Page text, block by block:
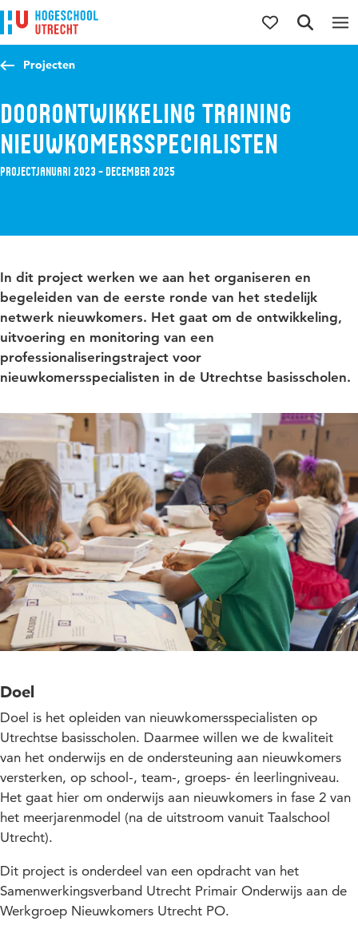
Direct naar de inhoud
Direct naar de hoofdnavigatie
Direct naar de zoekfunctie
Projecten
Doorontwikkeling Training
Nieuwkomersspecialisten
Projectjanuari 2023 – december 2025
In dit project werken we aan het organiseren en
begeleiden van de eerste ronde van het stedelijk
netwerk nieuwkomers. Het gaat om de ontwikkeling,
uitvoering en monitoring van een
professionaliseringstraject voor
nieuwkomersspecialisten in de Utrechtse basisscholen.
Doel
Doel is het opleiden van nieuwkomersspecialisten op
Utrechtse basisscholen. Daarmee willen we de kwaliteit
van het onderwijs en de ondersteuning aan nieuwkomers
versterken, op school-, team-, groeps- én leerlingniveau.
Het gaat hier om onderwijs aan nieuwkomers in fase 2 van
het meerjarenmodel (na de uitstroom vanuit Taalschool
Utrecht).
Dit project is onderdeel van een opdracht van het
Samenwerkingsverband Utrecht Primair Onderwijs aan de
Werkgroep Nieuwkomers Utrecht PO.